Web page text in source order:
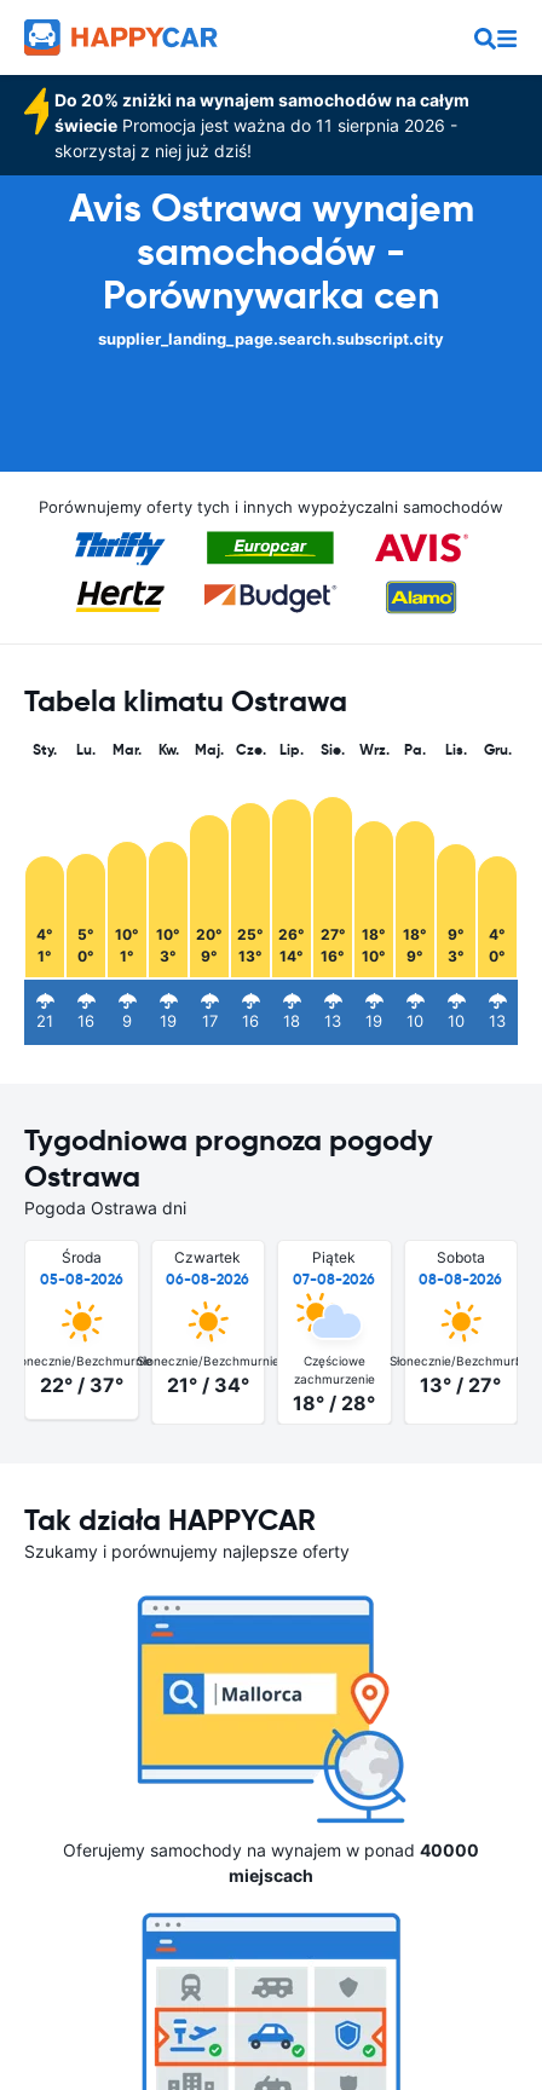
Do 20% zniżki na wynajem samochodów na całym
świeciePromocja jest ważna do 11 sierpnia 2026 -
skorzystaj z niej już dziś!
Avis Ostrawa wynajem
samochodów -
Porównywarka cen
supplier_landing_page.search.subscript.city
Porównujemy oferty tych i innych wypożyczalni samochodów
Tabela klimatu Ostrawa
Sty.
4°
1°
21
Lu.
5°
0°
16
Mar.
10°
1°
9
Kw.
10°
3°
19
Maj.
20°
9°
17
Cze.
25°
13°
16
Lip.
26°
14°
18
Sie.
27°
16°
13
Wrz.
18°
10°
19
Pa.
18°
9°
10
Lis.
9°
3°
10
Gru.
4°
0°
13
Tygodniowa prognoza pogody
Ostrawa
Pogoda Ostrawa dni
Środa
05-08-2026
Słonecznie/Bezchmurnie
22° / 37°
Czwartek
06-08-2026
Słonecznie/Bezchmurnie
21° / 34°
Piątek
07-08-2026
Częściowe
zachmurzenie
18° / 28°
Sobota
08-08-2026
Słonecznie/Bezchmurnie
13° / 27°
Tak działa HAPPYCAR
Szukamy i porównujemy najlepsze oferty
Oferujemy samochody na wynajem w ponad 40000
miejscach